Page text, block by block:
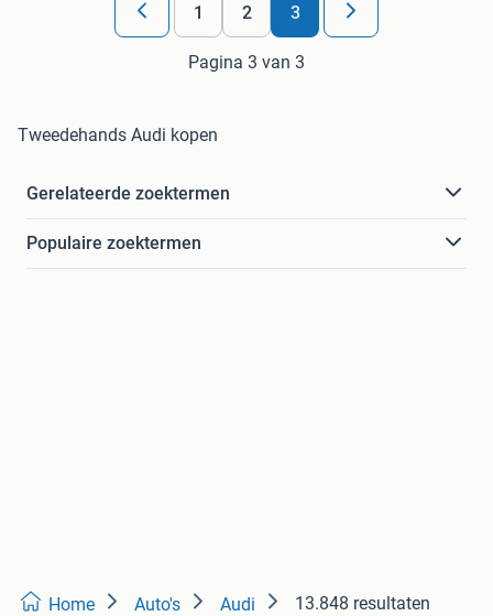
1 2 3
Pagina 3 van 3
Tweedehands Audi kopen
Gerelateerde zoektermen
Populaire zoektermen
Home Auto's Audi 13.848 resultaten